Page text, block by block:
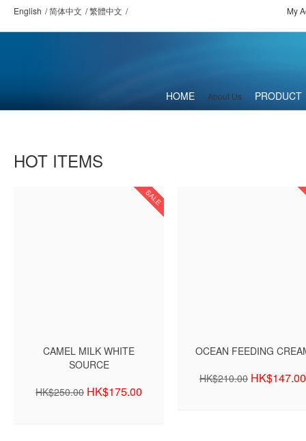
English 简体中文 繁體中文 My
HOME About Us PRODUCT
HOT ITEMS
CAMEL MILK WHITE
SOURCE
HK$250.00 HK$175.00
OCEAN FEEDING
HK$210.00 HK$147.00